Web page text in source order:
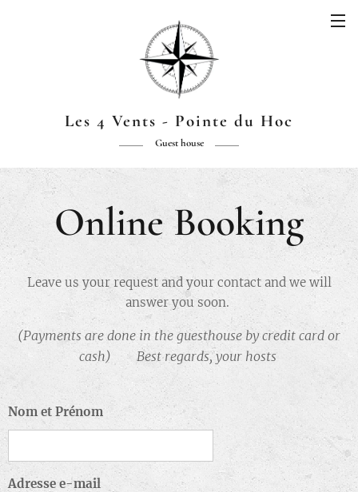
Les 4 Vents - Pointe du Hoc
Guest house
Online Booking
Leave us your request and your contact and we will
answer you soon.
(Payments are done in the guesthouse by credit card or
cash) Best regards, your hosts
Nom et Prénom
Adresse e-mail